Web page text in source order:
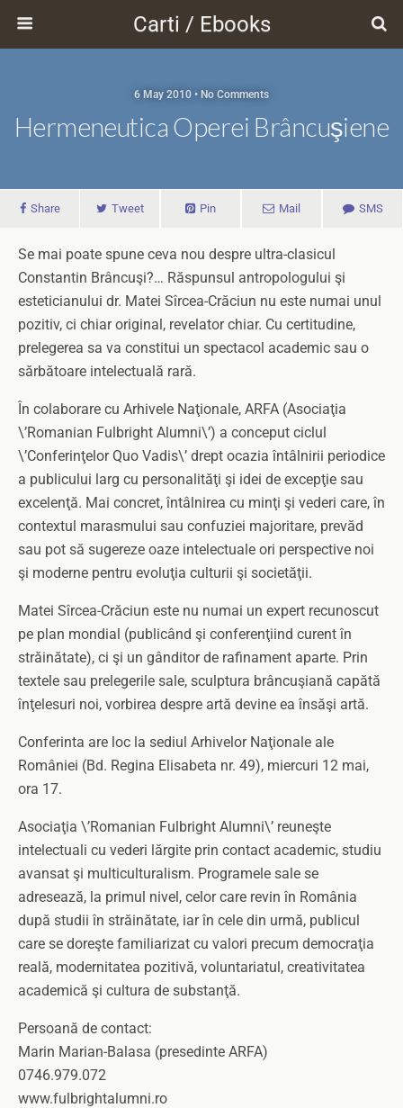
Carti / Ebooks
6 May 2010 • No Comments
Hermeneutica Operei Brâncuşiene
Share Tweet Pin Mail SMS
Se mai poate spune ceva nou despre ultra-clasicul
Constantin Brâncuşi?… Răspunsul antropologului şi
esteticianului dr. Matei Sîrcea-Crăciun nu este numai unul
pozitiv, ci chiar original, revelator chiar. Cu certitudine,
prelegerea sa va constitui un spectacol academic sau o
sărbătoare intelectuală rară.
În colaborare cu Arhivele Naţionale, ARFA (Asociaţia
\’Romanian Fulbright Alumni\’) a conceput ciclul
\’Conferinţelor Quo Vadis\’ drept ocazia întâlnirii periodice
a publicului larg cu personalităţi şi idei de excepţie sau
excelenţă. Mai concret, întâlnirea cu minţi şi vederi care, în
contextul marasmului sau confuziei majoritare, prevăd
sau pot să sugereze oaze intelectuale ori perspective noi
şi moderne pentru evoluţia culturii şi societăţii.
Matei Sîrcea-Crăciun este nu numai un expert recunoscut
pe plan mondial (publicând şi conferenţiind curent în
străinătate), ci şi un gânditor de rafinament aparte. Prin
textele sau prelegerile sale, sculptura brâncuşiană capătă
înţelesuri noi, vorbirea despre artă devine ea însăşi artă.
Conferinta are loc la sediul Arhivelor Naţionale ale
României (Bd. Regina Elisabeta nr. 49), miercuri 12 mai,
ora 17.
Asociaţia \’Romanian Fulbright Alumni\’ reuneşte
intelectuali cu vederi lărgite prin contact academic, studiu
avansat şi multiculturalism. Programele sale se
adresează, la primul nivel, celor care revin în România
după studii în străinătate, iar în cele din urmă, publicul
care se doreşte familiarizat cu valori precum democraţia
reală, modernitatea pozitivă, voluntariatul, creativitatea
academică şi cultura de substanţă.
Persoană de contact:
Marin Marian-Balasa (presedinte ARFA)
0746.979.072
www.fulbrightalumni.ro